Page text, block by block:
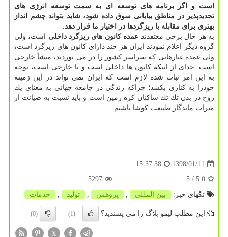
است و اگر برنامه های توسعه ای به سمت توسعه انرژی های
تجدیدپذیر در مناطق بیابانی سوق داده شود، شاید بتواند چشم انداز
بهتری برای مقابله با ریزگردها در اختیار ما قرار دهد.
به هر حال برخی معتقدند عمده كانون های ریزگرد داخلی است، ولی
گروه دیگر اعلام نمودند ایران هر چند دارای كانون های ریزگرد است،
ولی عمده غبارهایی كه سراسر كشور را در می نوردند، منشأ خارجی
است. جدای از اینكه كانون ها داخلی است و یا خارجی است، توجه
به این امر ثبات شده لازم است كه ایران نمی تواند در این زمینه
خودرا به كناری بكشد؛ چراكه زندگی در جامعه جهانی به معنای یك
روح در بدن تك تك ساكنان كره زمین است و باید نسبت به صیانت از
میراث ماندگار طبیعت كوشا باشیم.
1398/01/11
15:37:38
5.0
/ 5
5297
تگهای خبر:
بین المللی , پژوهش , تولید , خدمات
این مطلب لیمو بلاگ را می پسندید؟ (1)
(0)
X